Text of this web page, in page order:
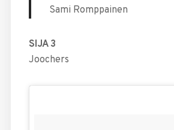
Sami Romppainen
SIJA 3
Joochers